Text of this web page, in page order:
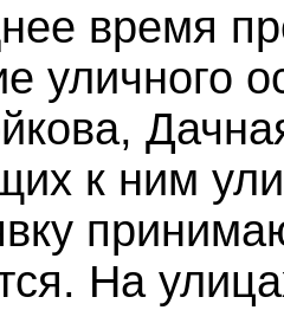
время
уличного
к ним
На